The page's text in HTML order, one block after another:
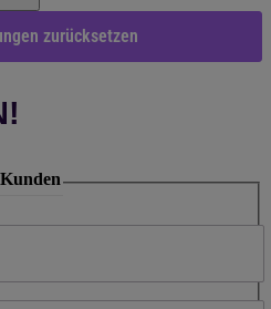
zurücksetzen